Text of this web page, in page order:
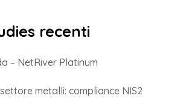
recenti
– NetRiver Platinum
metalli: compliance NIS2